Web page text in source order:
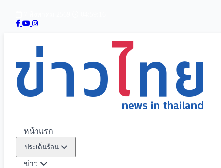
หน้าแรก
ประเด็นร้อน
ข่าว